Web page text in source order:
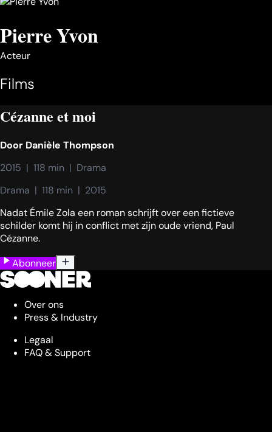
Pierre Yvon
Acteur
Films
Cézanne et moi
Door Danièle Thompson
2015  |  118 min  |  Drama
Drama  |  118 min  |  2015
Nadat Émile Zola een roman schrijft over een fictieve
schilder komt hij in conflict met zijn oude vriend, Paul
Cézanne.
Abonneer
Over ons
Press & Industry
Legaal
FAQ & Support